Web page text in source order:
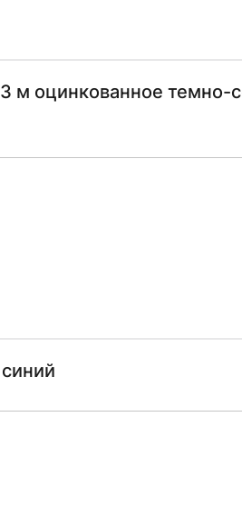
м оцинкованное темно-